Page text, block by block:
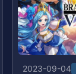
2023-09-04